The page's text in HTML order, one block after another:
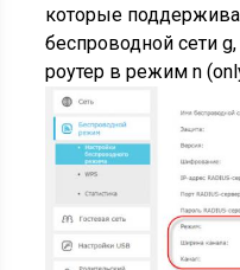
которые
беспроводной сети
роутер в режим n